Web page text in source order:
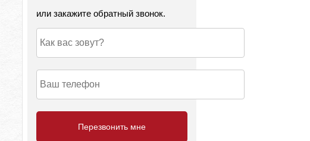
или закажите обратный звонок.